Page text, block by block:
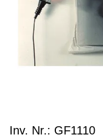
Inv. Nr.: GF1110